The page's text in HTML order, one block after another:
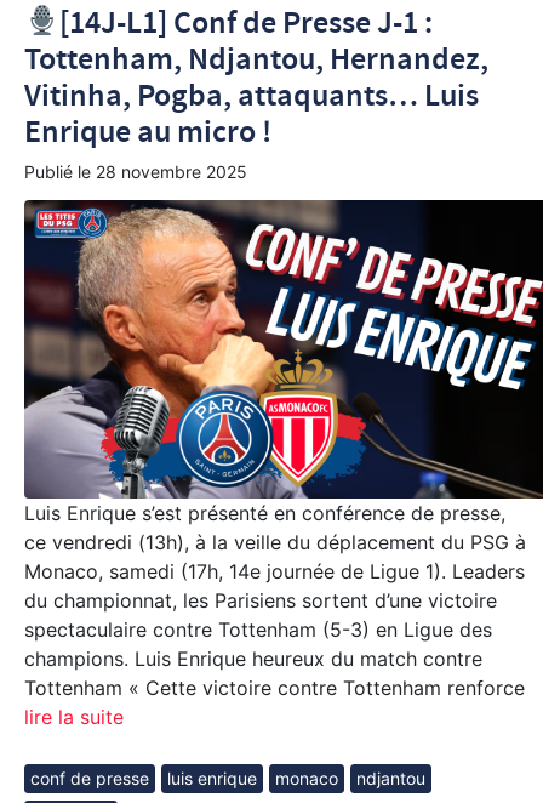
[14J-L1] Conf de Presse J-1 :
Tottenham, Ndjantou, Hernandez,
Vitinha, Pogba, attaquants… Luis
Enrique au micro !
Publié le 28 novembre 2025
Luis Enrique s’est présenté en conférence de presse,
ce vendredi (13h), à la veille du déplacement du PSG à
Monaco, samedi (17h, 14e journée de Ligue 1). Leaders
du championnat, les Parisiens sortent d’une victoire
spectaculaire contre Tottenham (5-3) en Ligue des
champions. Luis Enrique heureux du match contre
Tottenham « Cette victoire contre Tottenham renforce
lire la suite
conf de presse luis enrique monaco
ndjantou